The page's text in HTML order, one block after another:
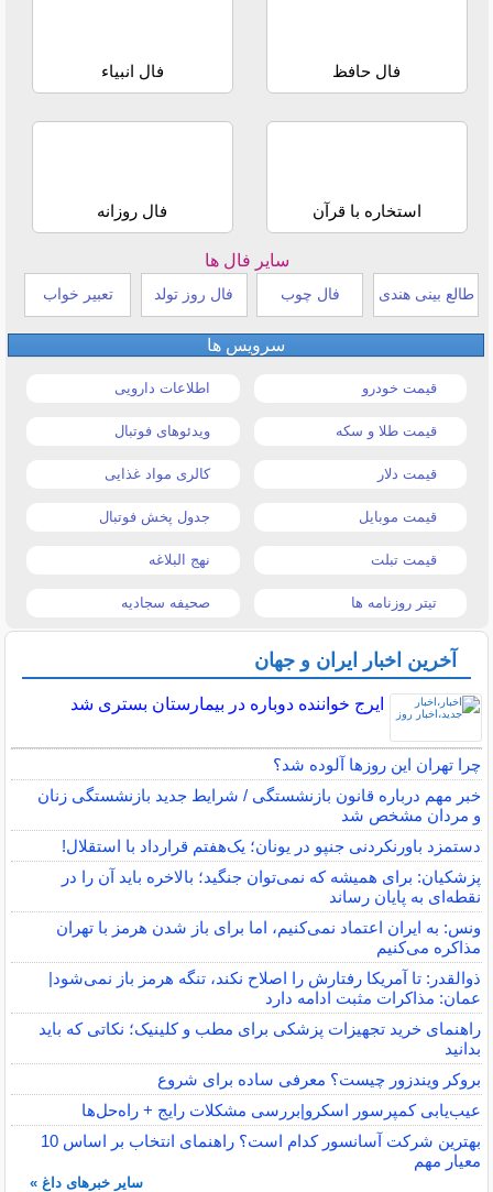
فال حافظ فال انبیاء
استخاره با قرآن فال روزانه
سایر فال ها
طالع بینی هندی فال چوب فال روز تولد تعبیر خواب
سرویس ها
قیمت خودرو اطلاعات دارویی
قیمت طلا و سکه ویدئوهای فوتبال
قیمت دلار کالری مواد غذایی
قیمت موبایل جدول پخش فوتبال
قیمت تبلت نهج البلاغه
تیتر روزنامه ها صحیفه سجادیه
آخرین اخبار ایران و جهان
ایرج خواننده دوباره در بیمارستان بستری شد
چرا تهران این روزها آلوده شد؟
خبر مهم درباره قانون بازنشستگی / شرایط جدید بازنشستگی زنان
و مردان مشخص شد
دستمزد باورنکردنی جنپو در یونان؛ یک‌هفتم قرارداد با استقلال!
پزشکیان: برای همیشه که نمی‌توان جنگید؛ بالاخره باید آن را در
نقطه‌ای به پایان رساند
ونس: به ایران اعتماد نمی‌کنیم، اما برای باز شدن هرمز با تهران
مذاکره می‌کنیم
ذوالقدر: تا آمریکا رفتارش را اصلاح نکند، تنگه هرمز باز نمی‌شود|
عمان: مذاکرات مثبت ادامه دارد
راهنمای خرید تجهیزات پزشکی برای مطب و کلینیک؛ نکاتی که باید
بدانید
بروکر ویندزور چیست؟ معرفی ساده برای شروع
عیب‌یابی کمپرسور اسکرو|بررسی مشکلات رایج + راه‌حل‌ها
بهترین شرکت آسانسور کدام است؟ راهنمای انتخاب بر اساس 10
معیار مهم
سایر خبرهای داغ »